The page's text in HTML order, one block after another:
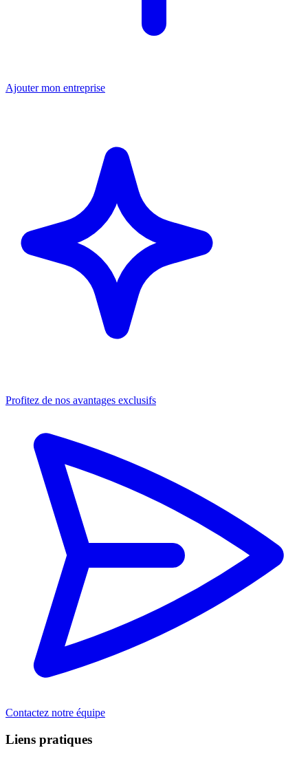
Ajouter mon entreprise
Profitez de nos avantages exclusifs
Contactez notre équipe
Liens pratiques